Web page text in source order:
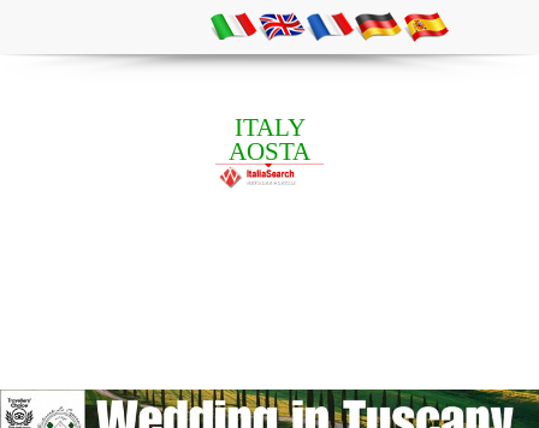
ITALY
AOSTA